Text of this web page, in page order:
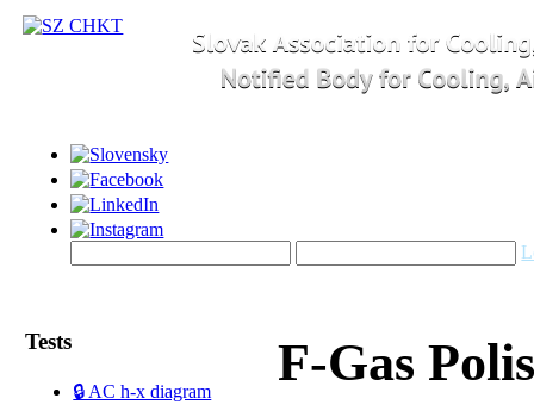
Tests
🔒 AC h-x diagram
F-Gas